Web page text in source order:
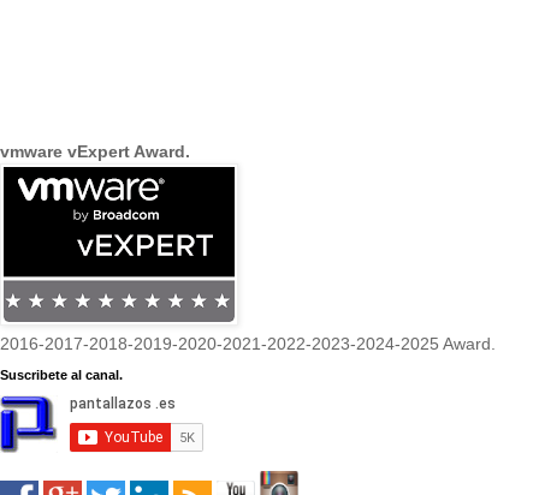
vmware vExpert Award.
2016-2017-2018-2019-2020-2021-2022-2023-2024-2025 Award.
Suscribete al canal.